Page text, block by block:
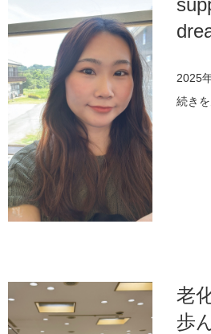
2025
続き
老
歩